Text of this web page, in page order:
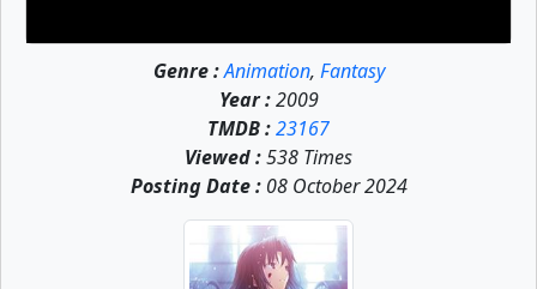
Genre :Animation, Fantasy
Year :2009
TMDB :23167
Viewed :538 Times
Posting Date :08 October 2024